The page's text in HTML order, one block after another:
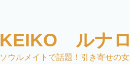
KEIKO ルナ
ソウルメイトで話題！引き寄せの